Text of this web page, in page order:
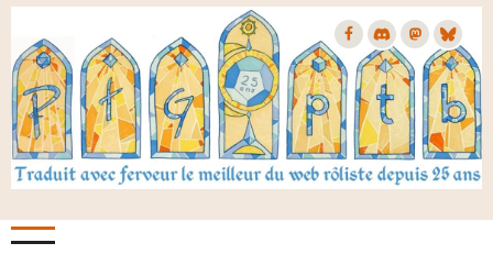
Aller
contenu
principal